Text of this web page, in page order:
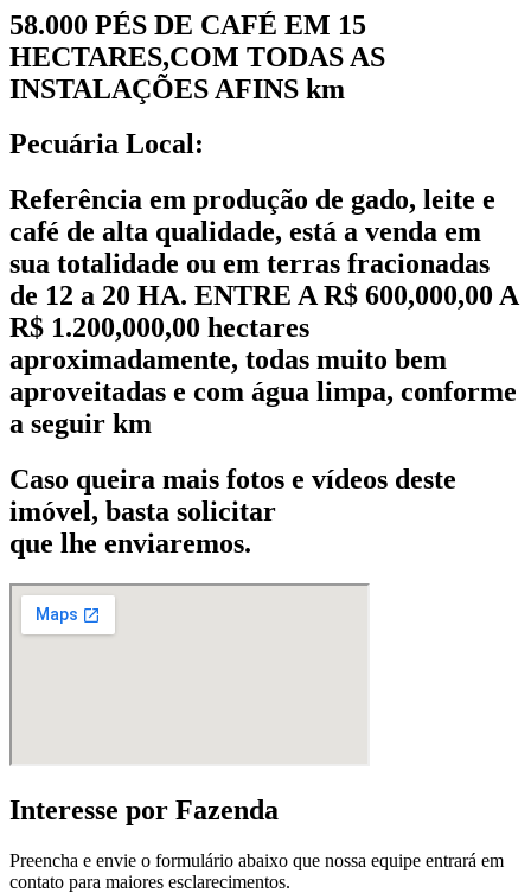
58.000 PÉS DE CAFÉ EM 15
HECTARES,COM TODAS AS
INSTALAÇÕES AFINS km
Pecuária Local:
Referência em produção de gado, leite e
café de alta qualidade, está a venda em
sua totalidade ou em terras fracionadas
de 12 a 20 HA. ENTRE A R$ 600,000,00 A
R$ 1.200,000,00 hectares
aproximadamente, todas muito bem
aproveitadas e com água limpa, conforme
a seguir km
Caso queira mais fotos e vídeos deste
imóvel, basta solicitar
que lhe enviaremos.
Interesse por Fazenda
Preencha e envie o formulário abaixo que nossa equipe entrará em
contato para maiores esclarecimentos.